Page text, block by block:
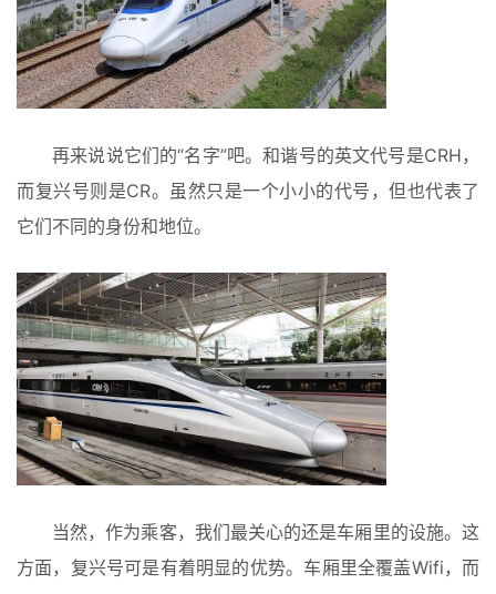
首
页
入
手
|
剁
手
影
投稿
再来说说它们的“名字”吧。和谐号的英文代号是CRH，
而复兴号则是CR。虽然只是一个小小的代号，但也代表了
它们不同的身份和地位。
当然，作为乘客，我们最关心的还是车厢里的设施。这
方面，复兴号可是有着明显的优势。车厢里全覆盖Wifi，而